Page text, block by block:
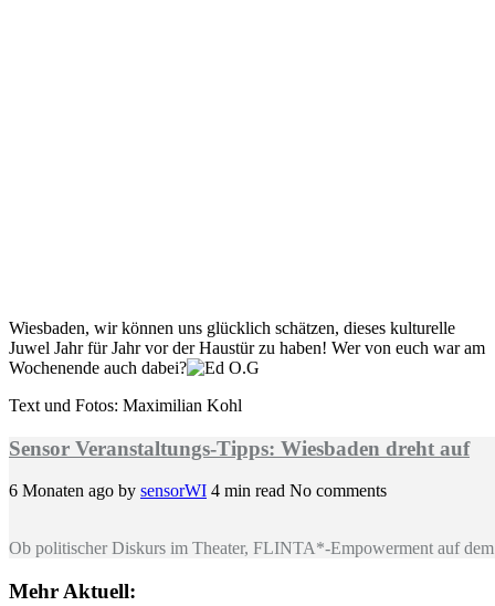
Wiesbaden, wir können uns glücklich schätzen, dieses kulturelle
Juwel Jahr für Jahr vor der Haustür zu haben! Wer von euch war am
Wochenende auch dabei?
Text und Fotos: Maximilian Kohl
Sensor Veranstaltungs-Tipps: Wiesbaden dreht auf
6 Monaten ago by sensorWI 4 min read No comments
Ob politischer Diskurs im Theater, FLINTA*-Empowerment auf
Mehr Aktuell: